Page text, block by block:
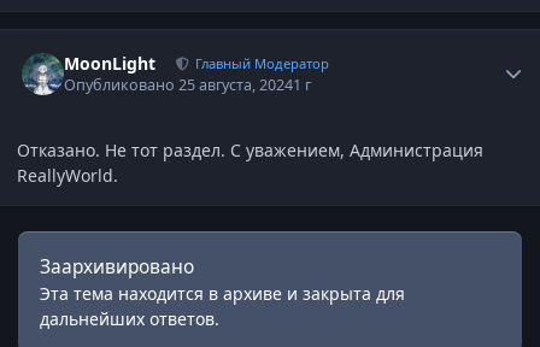
MoonLight Главный Модератор
Опубликовано25 августа, 20241 г
Отказано. Не тот раздел. С уважением, Администрация
ReallyWorld.
Заархивировано
Эта тема находится в архиве и закрыта для
дальнейших ответов.